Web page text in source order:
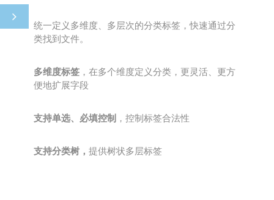
统一定义多维度、多层次的分类标签，快速通过分
类找到文件。
多维度标签 ，在多个维度定义分类，更灵活、更方
便地扩展字段
支持单选、必填控制 ，控制标签合法性
支持分类树， 提供树状多层标签